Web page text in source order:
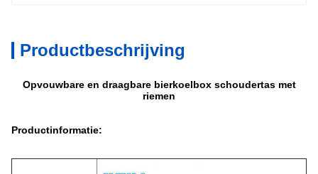
Productbeschrijving
Opvouwbare en draagbare bierkoelbox schoudertas met
riemen
Productinformatie: